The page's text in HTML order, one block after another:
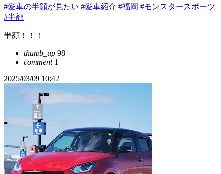
#愛車の半顔が見たい #愛車紹介 #福岡 #モンスタースポーツ
#半顔
半顔！！！
thumb_up 98
comment1
2025/03/09 10:42